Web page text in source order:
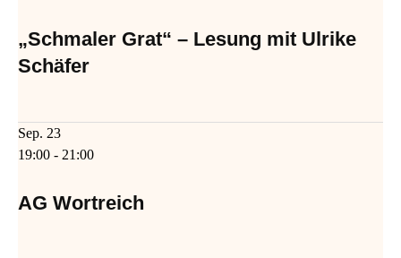
„Schmaler Grat“ – Lesung mit Ulrike
Schäfer
Sep. 23
19:00 - 21:00
AG Wortreich